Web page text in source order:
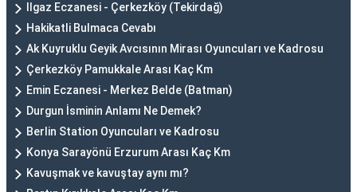
Ilgaz Eczanesi - Çerkezköy (Tekirdağ)
Hakikatli Bulmaca Cevabı
Ak Kuyruklu Geyik Avcısının Mirası Oyuncuları ve Kadrosu
Çerkezköy Pamukkale Arası Kaç Km
Emin Eczanesi - Merkez Belde (Batman)
Durgun İsminin Anlamı Ne Demek?
Berlin Station Oyuncuları ve Kadrosu
Konya Sarayönü Erzurum Arası Kaç Km
Kavuşmak ve kavuştay aynı mı?